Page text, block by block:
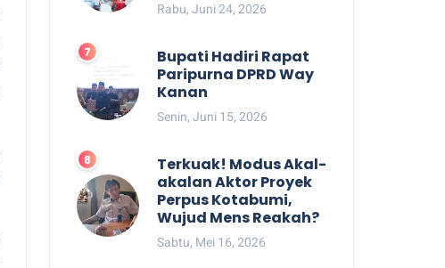
Rabu, Juni 24, 2026
Bupati Hadiri Rapat
Paripurna DPRD Way
Kanan
Senin, Juni 15, 2026
Terkuak! Modus Akal-
akalan Aktor Proyek
Perpus Kotabumi,
Wujud Mens Reakah?
Sabtu, Mei 16, 2026